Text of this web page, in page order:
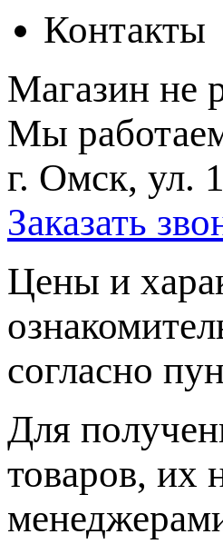
Контакты
Магазин не
Мы
г. Омск, ул.
Заказать
Цeны и
согласно
Для
товaров, их